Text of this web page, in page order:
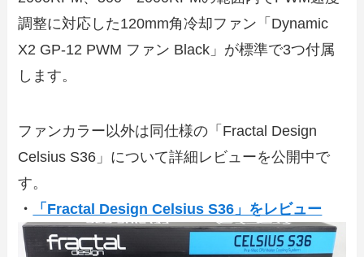
調整に対応した120mm角冷却ファン「Dynamic
X2 GP-12 PWM ファン Black」が標準で3つ付属
します。
ファンカラー以外は同仕様の「Fractal Design
Celsius S36」について詳細レビューを公開中で
す。
・
「Fractal Design Celsius S36」をレビュー